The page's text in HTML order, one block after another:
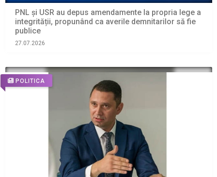
PNL și USR au depus amendamente la propria lege a
integrității, propunând ca averile demnitarilor să fie
publice
27.07.2026
POLITICA